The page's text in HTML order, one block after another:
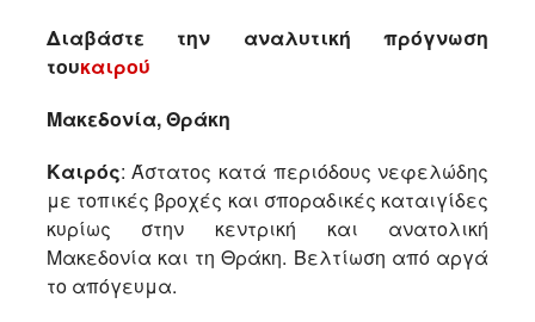
Διαβάστε την αναλυτική πρόγνωση
τουκαιρού
Μακεδονία, Θράκη
Καιρός: Άστατος κατά περιόδους νεφελώδης
με τοπικές βροχές και σποραδικές καταιγίδες
κυρίως στην κεντρική και ανατολική
Μακεδονία και τη Θράκη. Βελτίωση από αργά
το απόγευμα.